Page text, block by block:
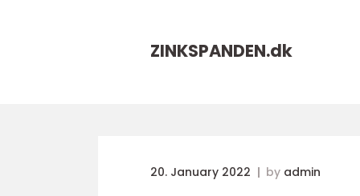
ZINKSPANDEN.dk
20. January 2022 by admin